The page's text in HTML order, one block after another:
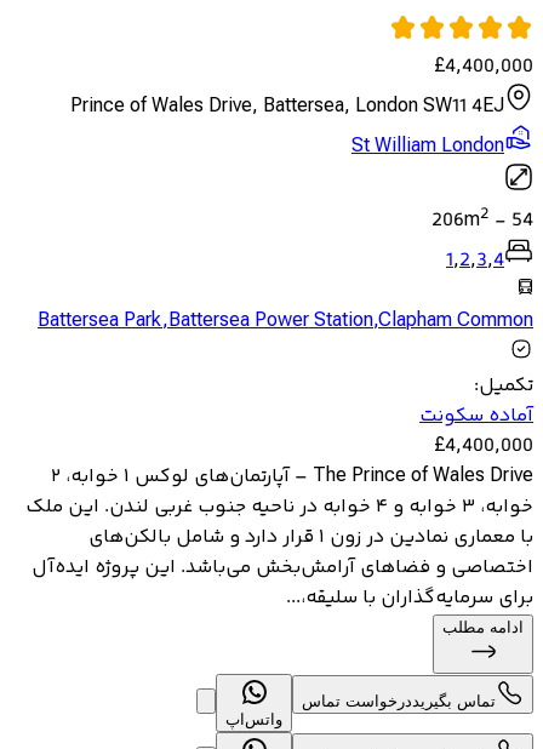
£4,400,000
Prince of Wales Drive, Battersea, London SW11 4EJ
St William London
54
-
206m2
1,2,3,4
Battersea Park,Battersea Power Station,Clapham Common
تکمیل:
آماده سکونت
£4,400,000
The Prince of Wales Drive – آپارتمان‌های لوکس ۱ خوابه، ۲
خوابه، ۳ خوابه و ۴ خوابه در ناحیه جنوب غربی لندن. این ملک
با معماری نمادین در زون ۱ قرار دارد و شامل بالکن‌های
اختصاصی و فضاهای آرامش‌بخش می‌باشد. این پروژه ایده‌آل
برای سرمایه‌گذاران با سلیقه،...
ادامه مطلب
تماس بگیریددرخواست تماس
واتس‌اپ